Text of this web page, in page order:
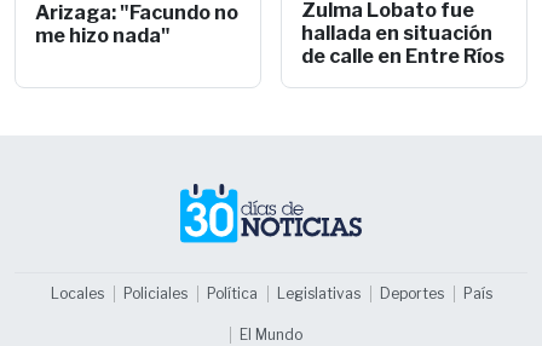
Arizaga: "Facundo no
me hizo nada"
Zulma Lobato fue
hallada en situación
de calle en Entre Ríos
Locales Policiales Política Legislativas Deportes País
El Mundo